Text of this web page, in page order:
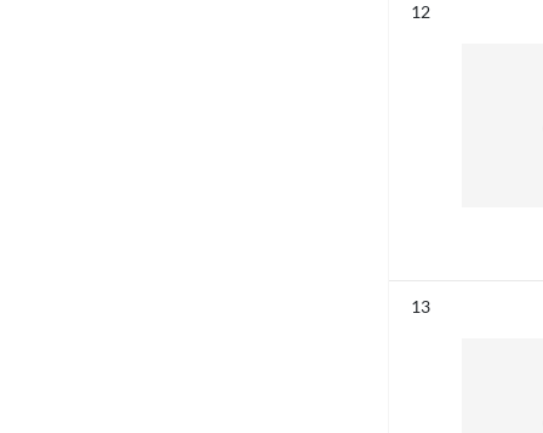
12
13